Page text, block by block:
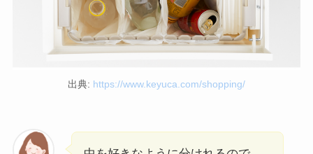
出典: https://www.keyuca.com/shopping/